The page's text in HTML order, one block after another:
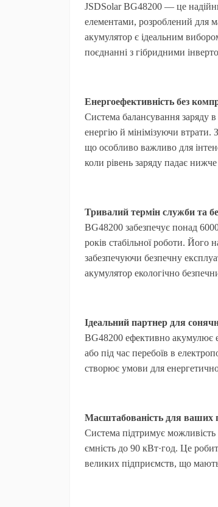
JSDSolar BG48200 — це
елементами, розроблений для
акумулятор є ідеальним
поєднанні з гібридними
Енергоефективність без
Система балансування заряду
енергію й мінімізуючи втрати.
що особливо важливо для
коли рівень заряду падає
Тривалий термін служби та
BG48200 забезпечує понад
років стабільної роботи. Його
забезпечуючи безпечну
акумулятор екологічно
Ідеальний партнер для
BG48200 ефективно акумулює
або під час перебоїв в
створює умови для
Масштабованість для ваших
Система підтримує можливість
ємність до 90 кВт·год. Це
великих підприємств, що